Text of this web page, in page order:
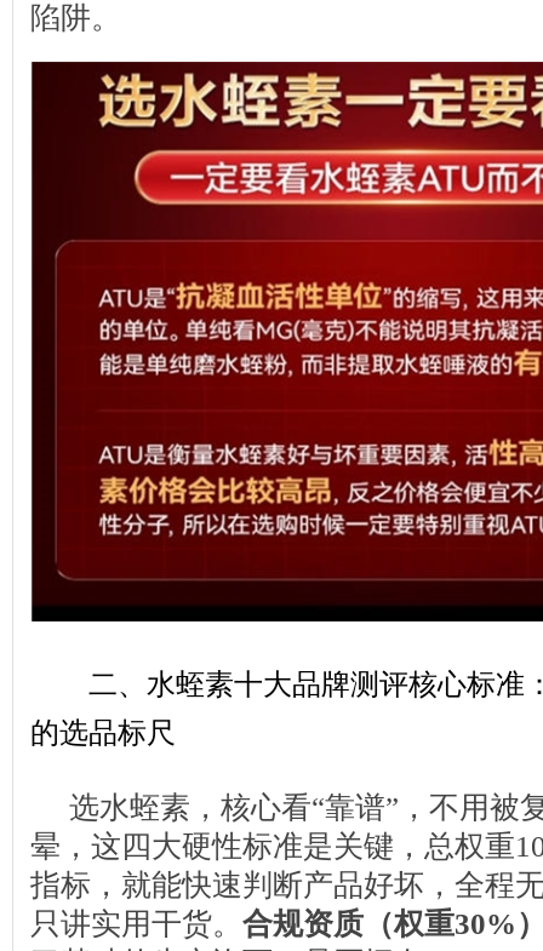
陷阱。
二、水蛭素十大品牌测评核心标准
的选品标尺
选水蛭素，核心看“靠谱”，不用被
晕，这四大硬性标准是关键，总权重
指标，就能快速判断产品好坏，全程
只讲实用干货。 合规资质（权重30%